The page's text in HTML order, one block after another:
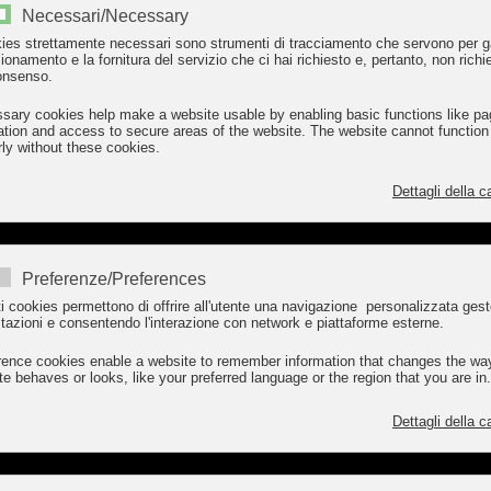
Necessari/Necessary
strettamente necessari sono strumenti di tracciamento che servono per
e la fornitura del servizio che ci hai richiesto e, pertanto, non
cookies help make a website usable by enabling basic functions like
and access to secure areas of the website. The website cannot function
without these cookies.
Dettagli della
Preferenze/Preferences
cookies permettono di offrire all'utente una navigazione personalizzata
e consentendo l'interazione con network e piattaforme esterne.
cookies enable a website to remember information that changes the
behaves or looks, like your preferred language or the region that you are in.
Dettagli della
nella produzione e nella commercializzazione del tradizionale
ai primi del secolo dalla madre Serafina, nel centro del
di stazionamento per carri e cavalli dove il fratello Giorgio
stazionarono alcuni elementi delle truppe
Pedemonte, figlio di Giovanni Pedemonte, trasferitosi a fine
del posto.
Andrea dette alla consorte un figlio battezzato con i nomi di
al ramo dei Pedemonte - Cabella.
figli Giò Battista, Adriano Vittorio ed il primogenito Gino Angelo
Giuseppe e Rossella Angela, rispettivamente dottore in storia
gli eredi designati alla guida della storica azienda.
secondo i più attuali criteri di legge e di tecnica, si
metà di carne bovina, metà di carne suina, con
esaltata dalle particolari caratteristiche dell'aria locale